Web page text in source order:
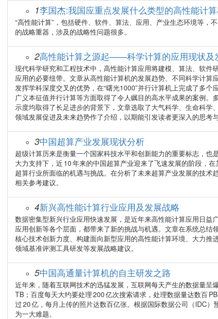
1李国杰:我国应重点发展什么类型的高性能计
“高性能计算”，包括硬件、软件、算法、应用、产业生态环境等
的战略重器，涉及的战略性问题很多。
2高性能计算之源起——科学计算的应用现状及
现代科学研究和工程技术中，高性能计算应用将建模、算法、软
应用的必要纽带。文章从高性能计算机的发展趋势、不同科学计
发挥学科深度交叉的优势，在“曙光1000”并行计算机上完成了多
广义本征值并行计算等方面取得了令人瞩目的高水平成果的案例
示度均取得了长足进步的背景下，文章选取了大气科学、生命科
领域发展促进及未来趋势作了介绍，以期能引发读者更深入的思
3中国超算产业发展现状分析
超级计算历来是衡量一个国家科技水平和创新能力的重要标志，
大力支持下，近 10 年来的中国超算产业迎来了飞速发展的阶段，
超算行业所面临的机遇与挑战。在分析了未来超算产业发展的技
相关参考建议。
4新兴高性能计算行业应用及发展战略
数据密集型新兴行业应用快速发展，是近年来高性能计算应用日
应用创新等各个层面，都带来了新的挑战与机遇。文章在系统总
核心技术创新力度、构建面向新型应用的高性能计算环境、大力
领域基准评测工具研发等发展战略建议。
5中国高通量计算机的自主研发之路
近年来，随着互联网技术的迅猛发展，互联网每天产生的数据量
TB；百度每天大约要处理 200 亿次搜索请求，处理数据量达数百
过 20 亿，每月上传的照片达数百亿张。根据国际数据公司（IDC
为一大难题。